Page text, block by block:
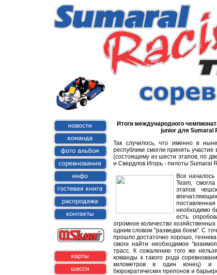
Итоги международного
junior для Sumaral
Так случилось, что именно в
республики смогли принять
(состоящему из шести этапов, по
и Свердлов Игорь - пилоты Sumaral
Все
Team,
этапов
необходимо
есть
огромное количество
одним словом "разведка боем". С
прошло достаточно хорошо,
смоги найти необходимое
трасс. К сожалению того же
команды к такого рода
километров в один конец) и
бюрократических препонов и